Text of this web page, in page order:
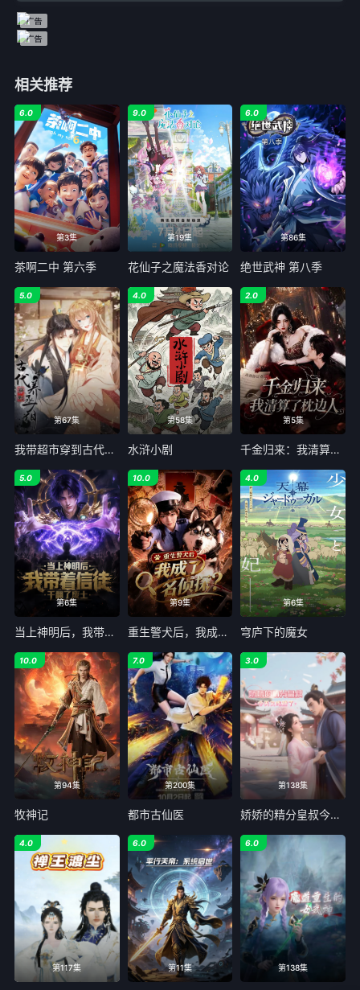
相关推荐
第3集
6.0
茶啊二中 第六季
第19集
9.0
花仙子之魔法香对论
第86集
6.0
绝世武神 第八季
第67集
5.0
我带超市穿到古代养丞相
第58集
4.0
水浒小剧
第5集
2.0
千金归来：我清算了枕边人
第6集
5.0
当上神明后，我带着信徒干翻了废土
第9集
10.0
重生警犬后，我成了名侦探？
第6集
4.0
穹庐下的魔女
第94集
10.0
牧神记
第200集
7.0
都市古仙医
第138集
3.0
娇娇的精分皇叔今天又吃醋了
第117集
4.0
第11集
6.0
第138集
6.0